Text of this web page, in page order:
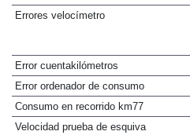
Errores velocímetro
Error cuentakilómetros
Error ordenador de consumo
Consumo en recorrido km77
Velocidad prueba de esquiva